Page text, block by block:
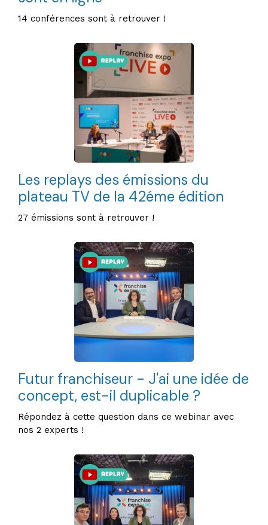
14 conférences sont à retrouver !
Les replays des émissions du
plateau TV de la 42éme édition
27 émissions sont à retrouver !
Futur franchiseur - J'ai une idée de
concept, est-il duplicable ?
Répondez à cette question dans ce webinar avec
nos 2 experts !